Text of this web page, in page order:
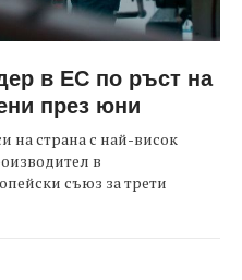
в ЕС по ръст на
през юни
на страна с най-висок
в
съюз за трети